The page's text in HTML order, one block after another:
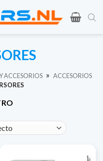
ACCESORIOS » ACCESORIOS